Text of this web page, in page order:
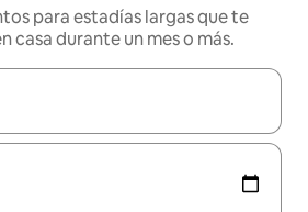
para estadías largas que te
casa durante un mes o más.
estén disponibles, navega con las